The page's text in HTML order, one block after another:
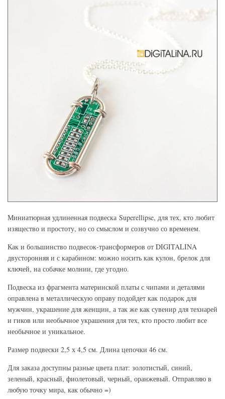
Миниатюрная удлиненная подвеска Superellipse, для тех, кто любит
изящество и простоту, но со смыслом и созвучно со временем.
Как и большинство подвесок-трансформеров от DIGITALINA
двусторонняя и с карабином: можно носить как кулон, брелок для
ключей, на собачке молнии, где угодно.
Подвеска из фрагмента материнской платы с чипами и деталями
оправлена в металлическую оправу подойдет как подарок для
мужчин, украшение для женщин, а так же как сувенир для технарей
и гиков или необычное украшения для тех, кто просто любит все
необычное и уникальное.
Размер подвески 2,5 х 4,5 см. Длина цепочки 46 см.
Для заказа доступны разные цвета плат: золотистый, синий,
зеленый, красный, фиолетовый, черный, оранжевый. Отправляю в
любую точку мира, как обычно =)